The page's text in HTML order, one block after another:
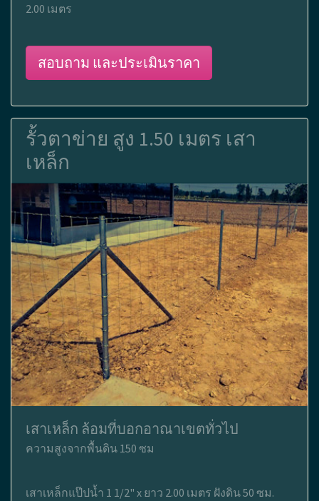
2.00 เมตร
สอบถาม และประเมินราคา
รั้วตาข่าย สูง 1.50 เมตร เสา
เหล็ก
เสาเหล็ก ล้อมที่บอกอาณาเขตทั่วไป
ความสูงจากพื้นดิน 150 ซม
เสาเหล็กแป๊ปน้ำ 1 1/2" x ยาว 2.00 เมตร ฝังดิน 50 ซม.